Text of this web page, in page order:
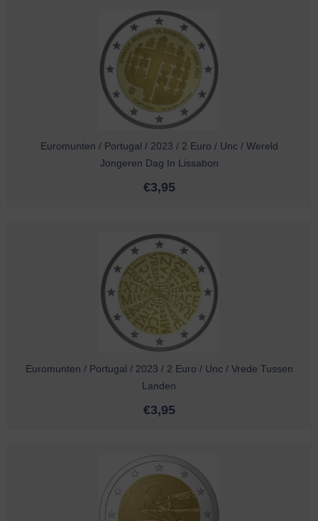
Euromunten / Portugal / 2023 / 2 Euro / Unc / Wereld
Jongeren Dag In Lissabon
€3,95
Euromunten / Portugal / 2023 / 2 Euro / Unc / Vrede Tussen
Landen
€3,95